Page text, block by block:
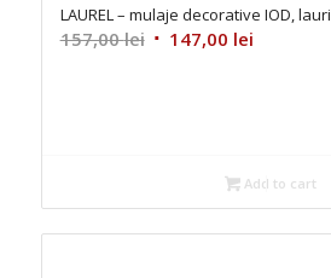
LAUREL – mulaje decorative IOD, lauri
157,00lei Original
147,00 leiCurrent
Add to cart